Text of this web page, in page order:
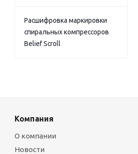
Расшифровка маркировки
спиральных компрессоров
Belief Scroll
Компания
О компании
Новости